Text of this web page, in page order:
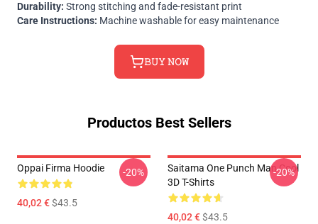
Durability: Strong stitching and fade-resistant print
Care Instructions: Machine washable for easy maintenance
𝙱𝚄𝚈 𝙽𝙾𝚆
Productos Best Sellers
Oppai Firma Hoodie
40,02 €$43.5
-20%
Saitama One Punch Man Cool
3D T-Shirts
40,02 €$43.5
-20%